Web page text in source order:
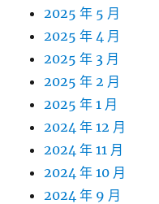
2025 年 5 月
2025 年 4 月
2025 年 3 月
2025 年 2 月
2025 年 1 月
2024 年 12 月
2024 年 11 月
2024 年 10 月
2024 年 9 月